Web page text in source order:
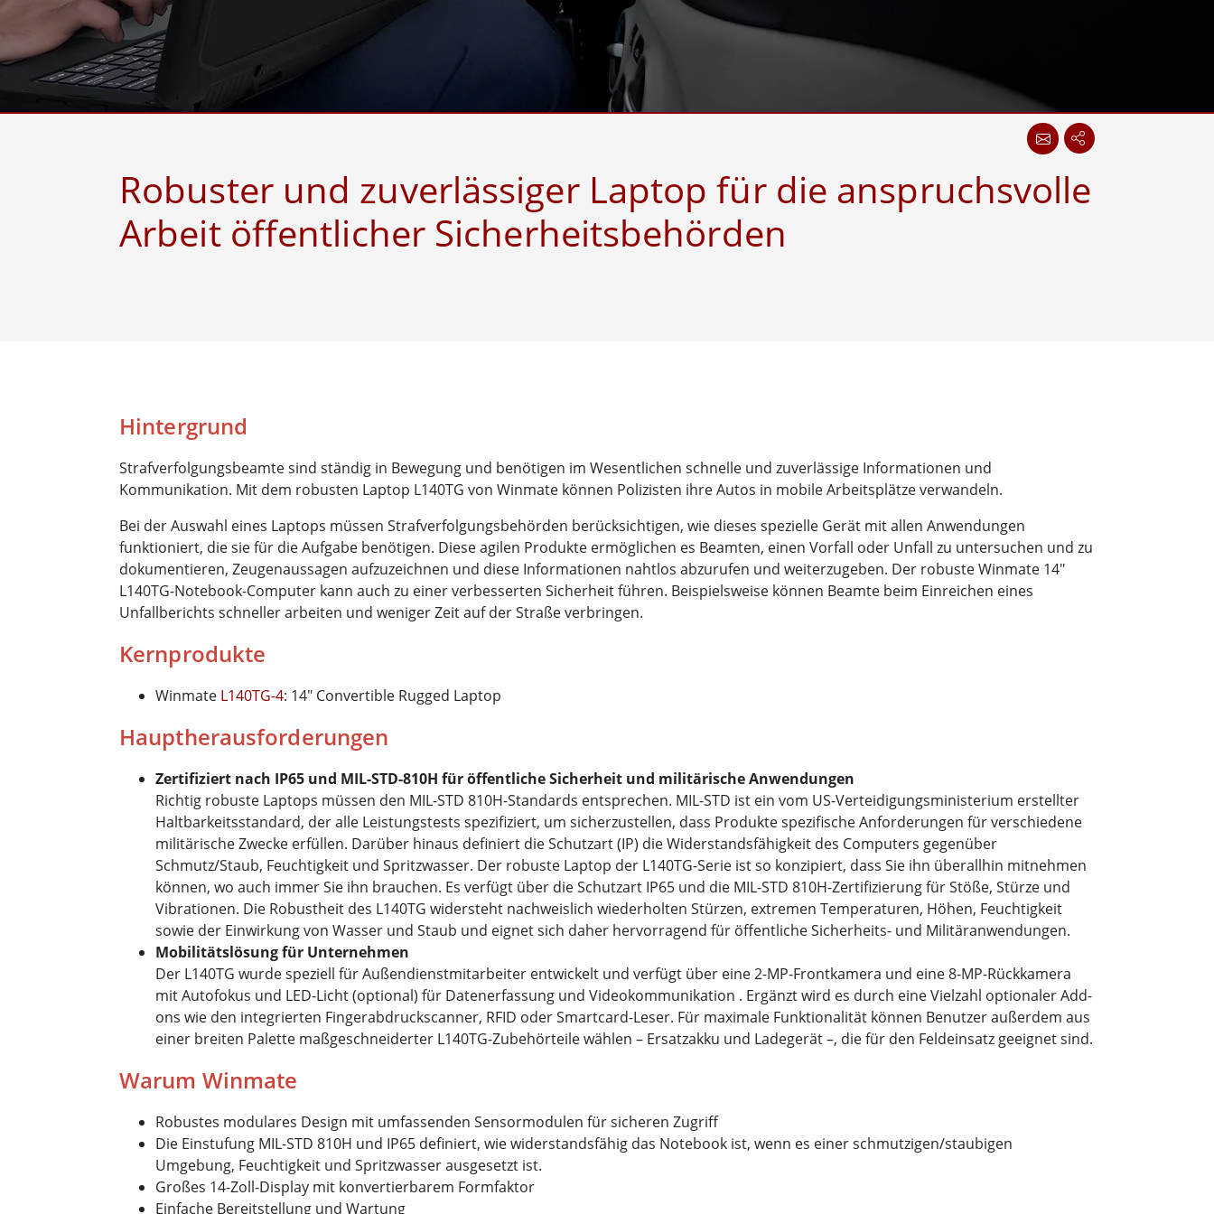
Android Fahrzeugmontierte Computer
Tablet für Fahrzeugmontierte
Computer
Funk-Gateway
More
Panel-PCs für das Gesundheitswesen
Display für das Gesundheitswesen
Robuster Roboter-
Controller
Edge-KI-Mobilität
KI-Computer
Edge-KI-Mobilität
Edelstahlqualität
Robuster und zuverlässiger Laptop für die anspruchsvolle
Arbeit öffentlicher Sicherheitsbehörden
Hintergrund
Strafverfolgungsbeamte sind ständig in Bewegung und benötigen im Wesentlichen schnelle und zuverlässige Informationen und
Kommunikation. Mit dem robusten Laptop L140TG von Winmate können Polizisten ihre Autos in mobile Arbeitsplätze verwandeln.
Bei der Auswahl eines Laptops müssen Strafverfolgungsbehörden berücksichtigen, wie dieses spezielle Gerät mit allen Anwendungen
funktioniert, die sie für die Aufgabe benötigen. Diese agilen Produkte ermöglichen es Beamten, einen Vorfall oder Unfall zu untersuchen und zu
dokumentieren, Zeugenaussagen aufzuzeichnen und diese Informationen nahtlos abzurufen und weiterzugeben. Der robuste Winmate 14"
L140TG-Notebook-Computer kann auch zu einer verbesserten Sicherheit führen. Beispielsweise können Beamte beim Einreichen eines
Unfallberichts schneller arbeiten und weniger Zeit auf der Straße verbringen.
Kernprodukte
Winmate L140TG-4: 14" Convertible Rugged Laptop
Hauptherausforderungen
Zertifiziert nach IP65 und MIL-STD-810H für öffentliche Sicherheit und militärische Anwendungen
Richtig robuste Laptops müssen den MIL-STD 810H-Standards entsprechen. MIL-STD ist ein vom US-Verteidigungsministerium erstellter
Haltbarkeitsstandard, der alle Leistungstests spezifiziert, um sicherzustellen, dass Produkte spezifische Anforderungen für verschiedene
militärische Zwecke erfüllen. Darüber hinaus definiert die Schutzart (IP) die Widerstandsfähigkeit des Computers gegenüber
Schmutz/Staub, Feuchtigkeit und Spritzwasser. Der robuste Laptop der L140TG-Serie ist so konzipiert, dass Sie ihn überallhin mitnehmen
können, wo auch immer Sie ihn brauchen. Es verfügt über die Schutzart IP65 und die MIL-STD 810H-Zertifizierung für Stöße, Stürze und
Vibrationen. Die Robustheit des L140TG widersteht nachweislich wiederholten Stürzen, extremen Temperaturen, Höhen, Feuchtigkeit
sowie der Einwirkung von Wasser und Staub und eignet sich daher hervorragend für öffentliche Sicherheits- und Militäranwendungen.
Mobilitätslösung für Unternehmen
Der L140TG wurde speziell für Außendienstmitarbeiter entwickelt und verfügt über eine 2-MP-Frontkamera und eine 8-MP-Rückkamera
mit Autofokus und LED-Licht (optional) für Datenerfassung und Videokommunikation . Ergänzt wird es durch eine Vielzahl optionaler Add-
ons wie den integrierten Fingerabdruckscanner, RFID oder Smartcard-Leser. Für maximale Funktionalität können Benutzer außerdem aus
einer breiten Palette maßgeschneiderter L140TG-Zubehörteile wählen – Ersatzakku und Ladegerät –, die für den Feldeinsatz geeignet sind.
Warum Winmate
Robustes modulares Design mit umfassenden Sensormodulen für sicheren Zugriff
Die Einstufung MIL-STD 810H und IP65 definiert, wie widerstandsfähig das Notebook ist, wenn es einer schmutzigen/staubigen
Umgebung, Feuchtigkeit und Spritzwasser ausgesetzt ist.
Großes 14-Zoll-Display mit konvertierbarem Formfaktor
Einfache Bereitstellung und Wartung